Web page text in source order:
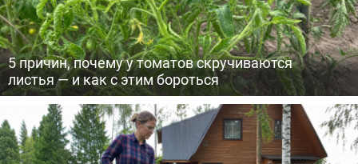
5 причин, почему у томатов скручиваются
листья — и как с этим бороться